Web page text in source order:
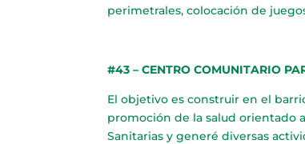
perimetrales, colocación de
#43 – CENTRO COMUNITARIO
El objetivo es construir en el
promoción de la salud orientado
Sanitarias y generé diversas